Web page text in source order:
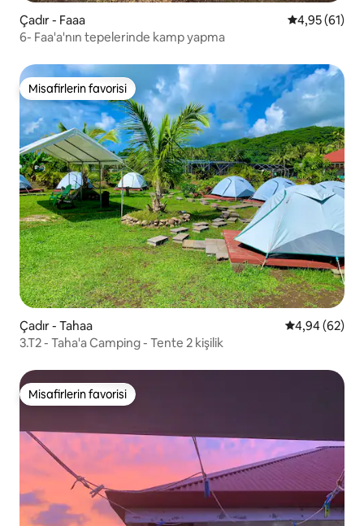
Çadır - Faaa 5 üzerinden
4,95 (61)
6- Faa'a'nın tepelerinde kamp yapma
Misafirlerin favorisi
Misafirlerin favorisi
Çadır - Tahaa 5 üzerinden
4,94 (62)
3.T2 - Taha'a Camping - Tente 2 kişilik
Misafirlerin favorisi
Misafirlerin favorisi